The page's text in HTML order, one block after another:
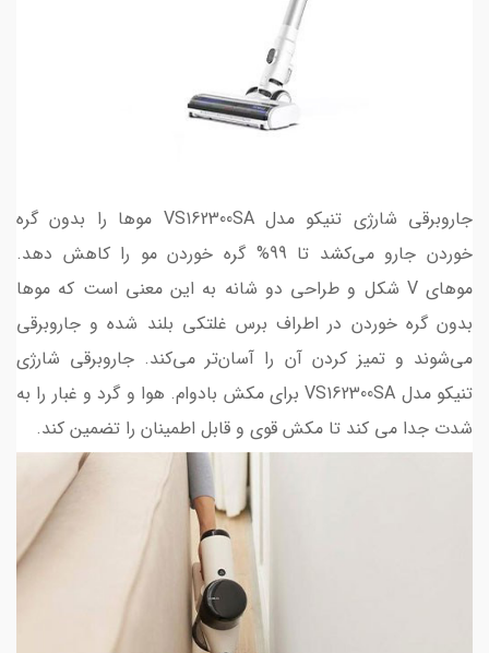
جاروبرقی شارژی تنیکو مدل VS162300SA موها را بدون گره
خوردن جارو می‌کشد تا 99% گره خوردن مو را کاهش دهد.
موهای V شکل و طراحی دو شانه به این معنی است که موها
بدون گره خوردن در اطراف برس غلتکی بلند شده و جاروبرقی
می‌شوند و تمیز کردن آن را آسان‌تر می‌کند. جاروبرقی شارژی
تنیکو مدل VS162300SA برای مکش بادوام. هوا و گرد و غبار را به
شدت جدا می کند تا مکش قوی و قابل اطمینان را تضمین کند.